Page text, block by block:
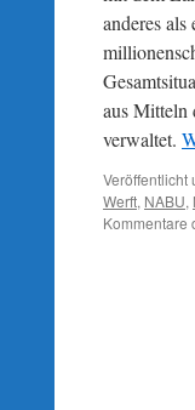
anderes
aus Mitteln
verwaltet.
Veröffentlicht
Werft, NABU,
Kommentare